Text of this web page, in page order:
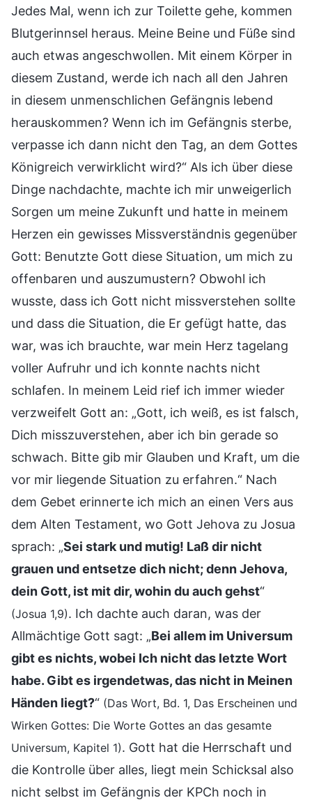
Jedes Mal, wenn ich zur Toilette gehe, kommen
Blutgerinnsel heraus. Meine Beine und Füße sind
auch etwas angeschwollen. Mit einem Körper in
diesem Zustand, werde ich nach all den Jahren
in diesem unmenschlichen Gefängnis lebend
herauskommen? Wenn ich im Gefängnis sterbe,
verpasse ich dann nicht den Tag, an dem Gottes
Königreich verwirklicht wird?“ Als ich über diese
Dinge nachdachte, machte ich mir unweigerlich
Sorgen um meine Zukunft und hatte in meinem
Herzen ein gewisses Missverständnis gegenüber
Gott: Benutzte Gott diese Situation, um mich zu
offenbaren und auszumustern? Obwohl ich
wusste, dass ich Gott nicht missverstehen sollte
und dass die Situation, die Er gefügt hatte, das
war, was ich brauchte, war mein Herz tagelang
voller Aufruhr und ich konnte nachts nicht
schlafen. In meinem Leid rief ich immer wieder
verzweifelt Gott an: „Gott, ich weiß, es ist falsch,
Dich misszuverstehen, aber ich bin gerade so
schwach. Bitte gib mir Glauben und Kraft, um die
vor mir liegende Situation zu erfahren.“ Nach
dem Gebet erinnerte ich mich an einen Vers aus
dem Alten Testament, wo Gott Jehova zu Josua
sprach: „Sei stark und mutig! Laß dir nicht
grauen und entsetze dich nicht; denn Jehova,
dein Gott, ist mit dir, wohin du auch gehst“
(Josua 1,9). Ich dachte auch daran, was der
Allmächtige Gott sagt: „Bei allem im Universum
gibt es nichts, wobei Ich nicht das letzte Wort
habe. Gibt es irgendetwas, das nicht in Meinen
Händen liegt?“ (Das Wort, Bd. 1, Das Erscheinen und
Wirken Gottes: Die Worte Gottes an das gesamte
Universum, Kapitel 1). Gott hat die Herrschaft und
die Kontrolle über alles, liegt mein Schicksal also
nicht selbst im Gefängnis der KPCh noch in